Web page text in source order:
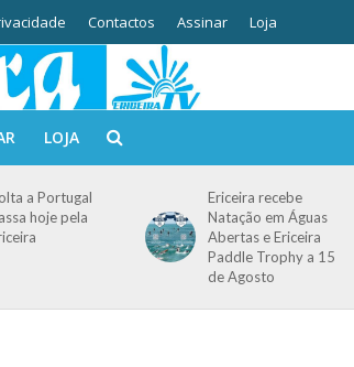
Contactos Assinar Loja
LOJA
a Portugal
hoje pela
Ericeira recebe
Natação em Águas
Abertas e Ericeira
Paddle Trophy a 15
de Agosto